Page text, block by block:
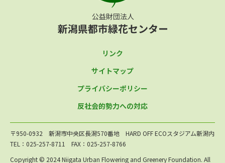
リンク
サイトマップ
プライバシーポリシー
反社会的勢力への対応
〒950-0932 新潟市中央区長潟570番地 HARD OFF ECOスタジアム新潟内
TEL：025-257-8711 FAX：025-257-8766
Copyright © 2024 Niigata Urban Flowering and Greenery Foundation. All